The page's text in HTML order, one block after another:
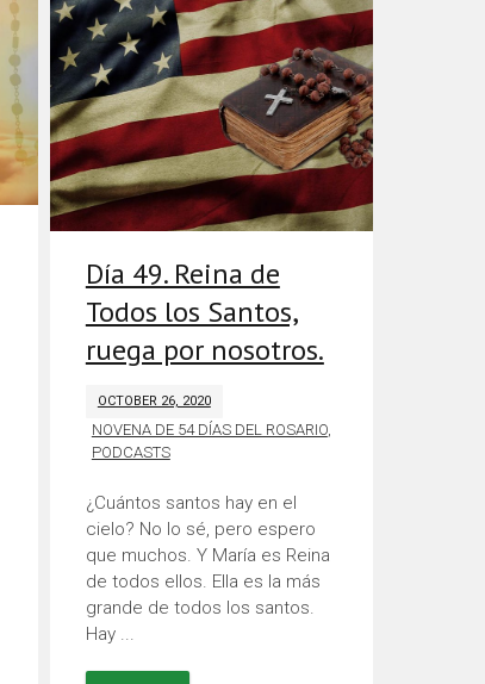
Día 49. Reina de
Todos los Santos,
ruega por nosotros.
OCTOBER 26, 2020
NOVENA DE 54 DÍAS DEL ROSARIO,
PODCASTS
¿Cuántos santos hay en el
cielo? No lo sé, pero espero
que muchos. Y María es Reina
de todos ellos. Ella es la más
grande de todos los santos.
Hay ...